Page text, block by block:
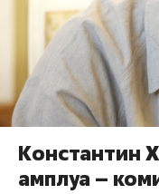
Константин
амплуа –